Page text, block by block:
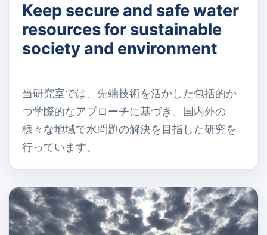
Keep secure and safe water
resources for sustainable
society and environment
当研究室では、先端技術を活かした包括的か
つ学際的なアプローチに基づき、国内外の
様々な地域で水問題の解決を目指した研究を
行っています。